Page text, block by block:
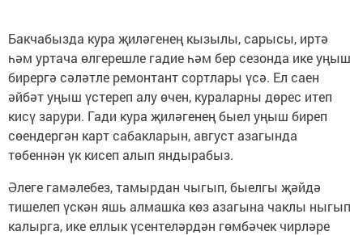
Бакчабызда кура җиләгенең кызылы, сарысы, иртә
һәм уртача өлгерешле гадие һәм бер сезонда ике уңыш
бирергә сәләтле ремонтант сортлары үсә. Ел саен
әйбәт уңыш үстереп алу өчен, кураларны дөрес итеп
кисү зарури. Гади кура җиләгенең быел уңыш биреп
сөендергән карт сабакларын, август азагында
төбеннән үк кисеп алып яндырабыз.
Әлеге гамәлебез, тамырдан чыгып, быелгы җәйдә
тишелеп үскән яшь алмашка көз азагына чаклы ныгып
калырга, ике еллык үсентеләрдән гөмбәчек чирләре